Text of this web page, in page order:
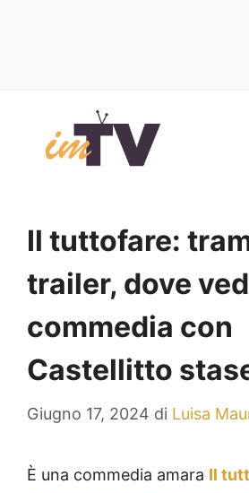
contenuto
Il tuttofare:
trailer, dove
commedia con
Castellitto
Giugno 17, 2024 di Luisa
È una commedia amara Il